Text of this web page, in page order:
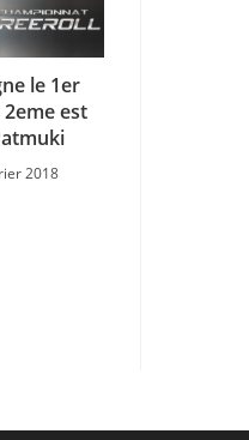
le 1er
2eme est
2018